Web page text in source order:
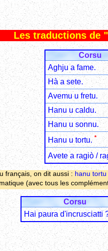
Les traductions de
Corsu
Aghju a fame.
Hà a sete.
Avemu u fretu.
Hanu u caldu.
Hanu u sonnu.
Hanu u tortu. *
Avete a ragiò /
français, on dit aussi : hanu tortu
(avec tous les
Corsu
Hai paura d'incrusciatti